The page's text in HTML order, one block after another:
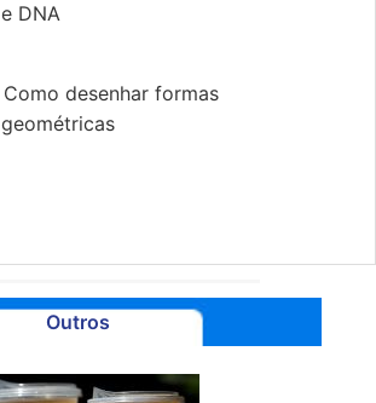
e DNA
Como desenhar formas
geométricas
Outros